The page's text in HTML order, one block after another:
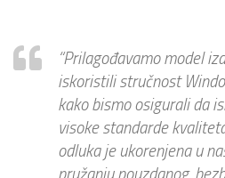
“Prilagođavamo model
iskoristili stručnost
kako bismo osigurali da
visoke standarde
odluka je ukorenjena u